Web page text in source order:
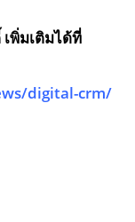
พิ่มเติมได้ที่
digital-crm/